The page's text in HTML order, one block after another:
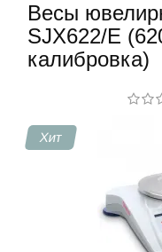
работы
Весы
SJX622/E
калибровка)
Хит